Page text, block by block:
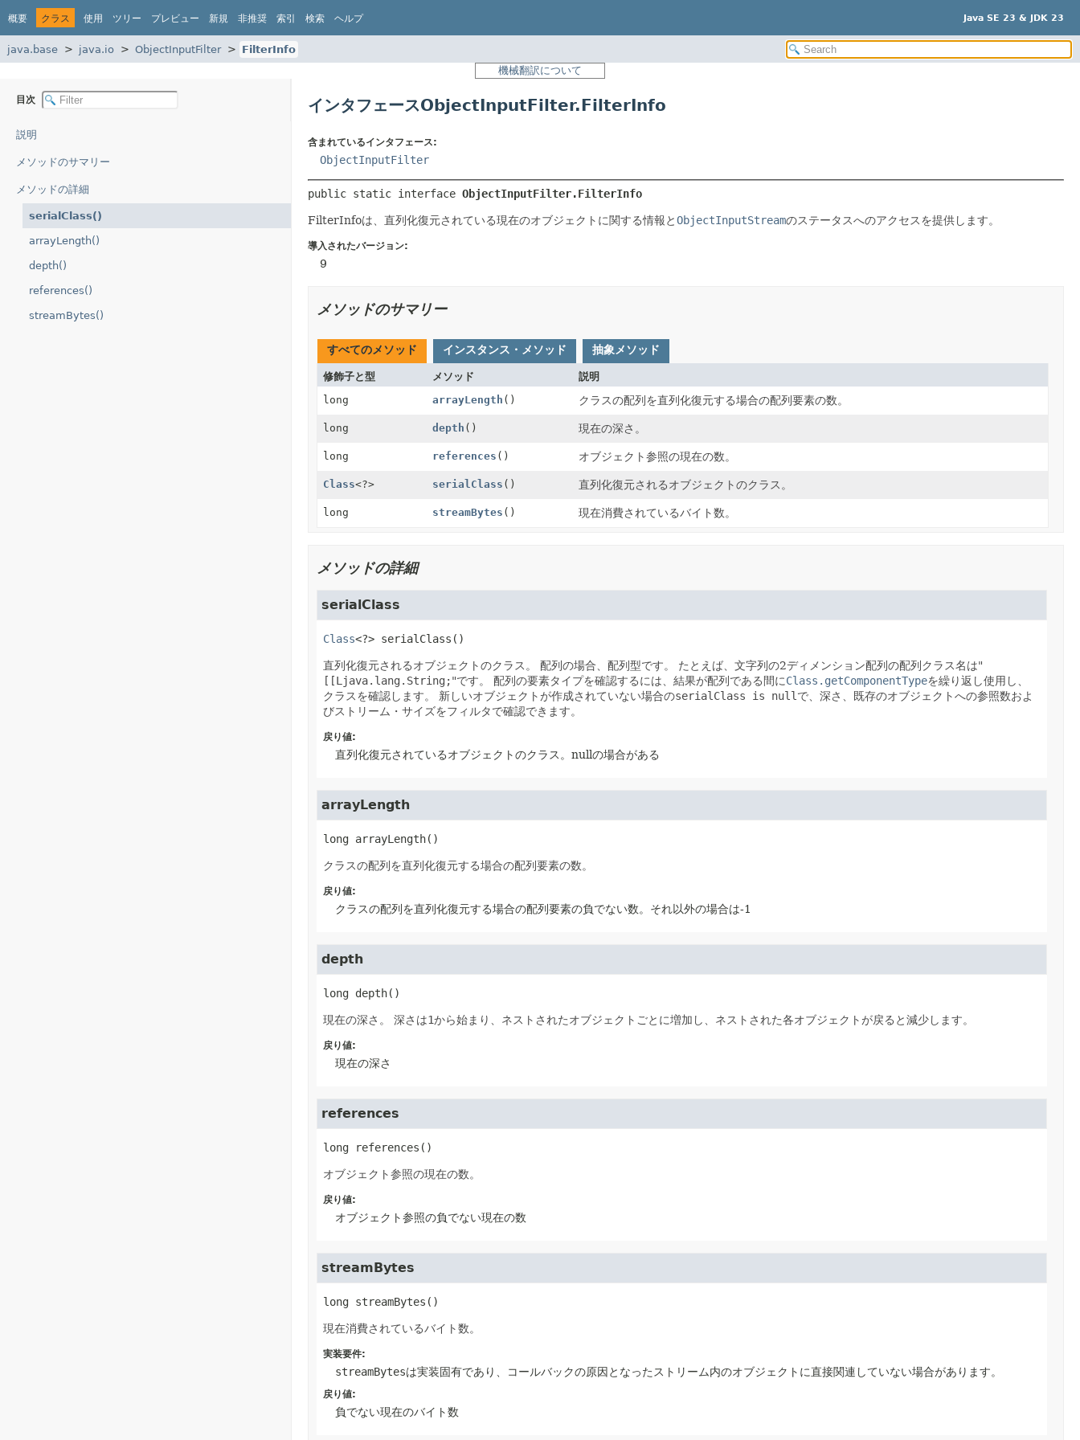
概要 クラス 使用 ツリー プレビュー 新規 非推奨 索引 検索 ヘルプ Java SE 23 & JDK 23
java.base java.io ObjectInputFilter
FilterInfo
機械翻訳について
目次
説明
メソッドのサマリー
メソッドの詳細
serialClass()
arrayLength()
depth()
references()
streamBytes()
インタフェースObjectInputFilter.FilterInfo
含まれているインタフェース:
ObjectInputFilter
public static interface ObjectInputFilter.FilterInfo
FilterInfoは、直列化復元されている現在のオブジェクトに関する情報とObjectInputStreamのステータスへのアクセスを提供します。
導入されたバージョン:
9
メソッドのサマリー
すべてのメソッド インスタンス・メソッド 抽象メソッド
修飾子と型 メソッド
説明
long
arrayLength () クラスの配列を直列化復元する場合の配列要素の数。
long depth () 現在の深さ。
long references () オブジェクト参照の現在の数。
Class<?> serialClass () 直列化復元されるオブジェクトのクラス。
long streamBytes () 現在消費されているバイト数。
メソッドの詳細
serialClass
Class<?> serialClass ()
直列化復元されるオブジェクトのクラス。 配列の場合、配列型です。
たとえば、文字列の2ディメンション配列の配列クラス名は"
[[Ljava.lang.String;"です。 配列の要素タイプを確認するには、結果が配列である間にClass.getComponentTypeを繰り返し使用し、
クラスを確認します。
新しいオブジェクトが作成されていない場合のserialClass is null で、深さ、既存のオブジェクトへの参照数およ
びストリーム・サイズをフィルタで確認できます。
戻り値:
直列化復元されているオブジェクトのクラス。nullの場合がある
arrayLength
long arrayLength()
クラスの配列を直列化復元する場合の配列要素の数。
戻り値:
クラスの配列を直列化復元する場合の配列要素の負でない数。それ以外の場合は-1
depth
long depth()
現在の深さ。 深さは1から始まり、ネストされたオブジェクトごとに増加し、ネストされた各オブジェクトが戻ると減少します。
戻り値:
現在の深さ
references
long references ()
オブジェクト参照の現在の数。
戻り値:
オブジェクト参照の負でない現在の数
streamBytes
long streamBytes ()
現在消費されているバイト数。
実装要件:
streamBytesは実装固有であり、コールバックの原因となったストリーム内のオブジェクトに直接関連していない場合があります。
戻り値:
負でない現在のバイト数